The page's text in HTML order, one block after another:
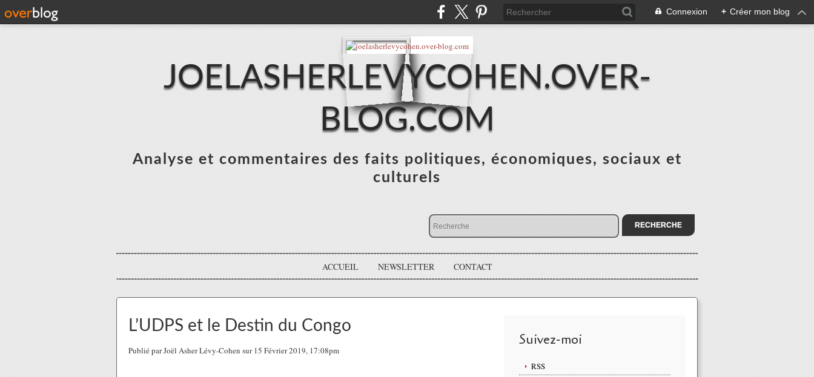
Connexion + Créer mon blog
JOELASHERLEVYCOHEN.OVER-
BLOG.COM
Analyse et commentaires des faits politiques, économiques, sociaux et
culturels
ACCUEIL NEWSLETTER CONTACT
L’UDPS et le Destin du Congo
Publié par Joël Asher Lévy-Cohen sur 15 Février 2019, 17:08pm
Suivez-moi
RSS